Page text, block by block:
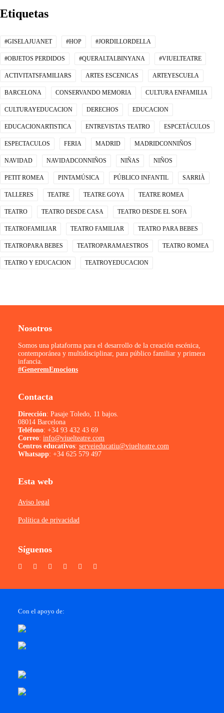
Etiquetas
#GISELAJUANET #HOP #JORDILLORDELLA
#OBJETOS PERDIDOS #QUERALTALBINYANA #VIUELTEATRE
ACTIVITATSFAMILIARS ARTES ESCENICAS ARTEYESCUELA
BARCELONA CONSERVANDO MEMORIA CULTURA ENFAMILIA
CULTURAYEDUCACION DERECHOS EDUCACION
EDUCACIONARTISTICA ENTREVISTAS TEATRO ESPCETÁCULOS
ESPECTACULOS FERIA MADRID MADRIDCONNIÑOS
NAVIDAD NAVIDADCONNIÑOS NIÑAS NIÑOS
PETIT ROMEA PINTAMÚSICA PÚBLICO INFANTIL SARRIÀ
TALLERES TEATRE TEATRE GOYA TEATRE ROMEA
TEATRO TEATRO DESDE CASA TEATRO DESDE EL SOFA
TEATROFAMILIAR TEATRO FAMILIAR TEATRO PARA BEBES
TEATROPARA BEBES TEATROPARAMAESTROS TEATRO ROMEA
TEATRO Y EDUCACION TEATROYEDUCACION
Nosotros
Somos una plataforma para el desarrollo de la creación escénica,
contemporánea y multidisciplinar, para público familiar y primera
infancia.
#GeneremEmocions
Contacta
Dirección: Pasaje Toledo, 11 bajos.
08014 Barcelona
Teléfono: +34 93 432 43 69
Correo: info@viuelteatre.com
Centros educativos: serveieducatiu@viuelteatre.com
Whatsapp: +34 625 579 497
Esta web
Aviso legal
Política de privacidad
Síguenos
Con el apoyo de: